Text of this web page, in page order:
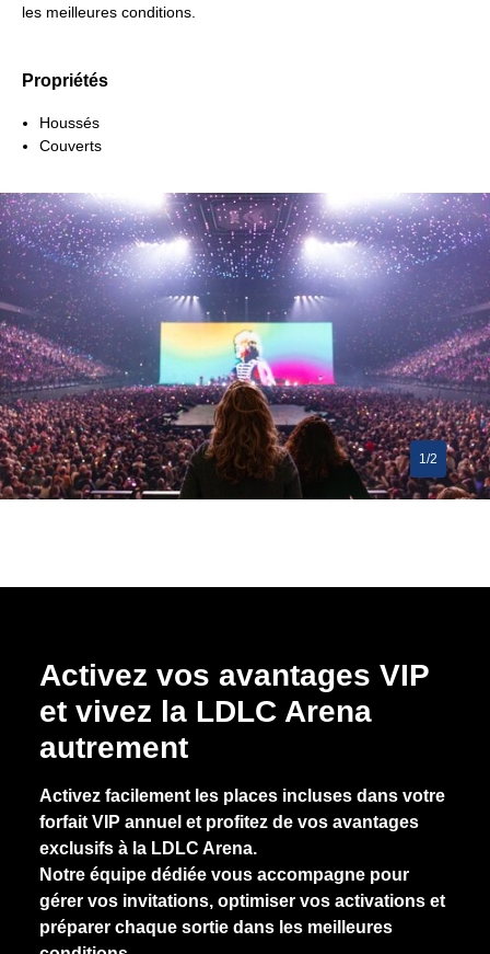
les meilleures conditions.
Propriétés
Houssés
Couverts
1/2
Activez vos avantages VIP
et vivez la LDLC Arena
autrement
Activez facilement les places incluses dans votre
forfait VIP annuel et profitez de vos avantages
exclusifs à la LDLC Arena.
Notre équipe dédiée vous accompagne pour
gérer vos invitations, optimiser vos activations et
préparer chaque sortie dans les meilleures